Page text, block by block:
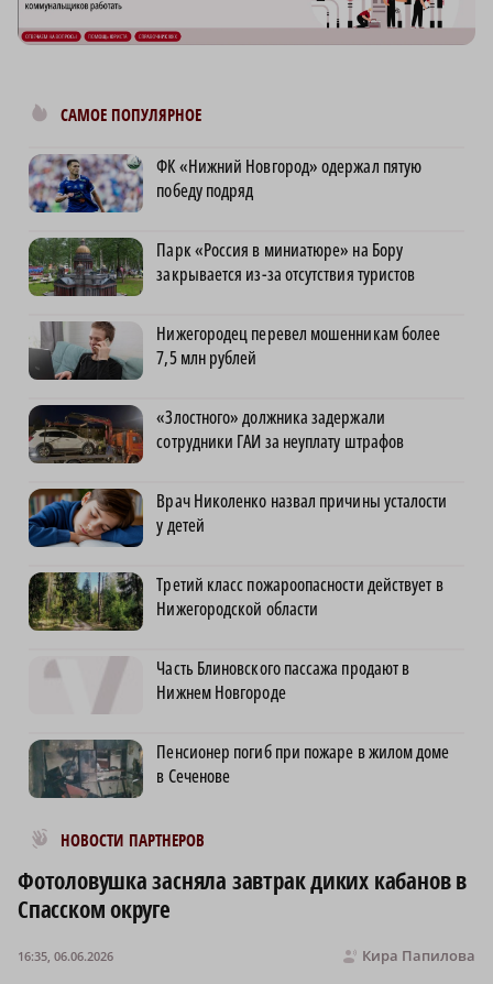
САМОЕ ПОПУЛЯРНОЕ
ФК «Нижний Новгород» одержал пятую
победу подряд
Парк «Россия в миниатюре» на Бору
закрывается из-за отсутствия туристов
Нижегородец перевел мошенникам более
7,5 млн рублей
«Злостного» должника задержали
сотрудники ГАИ за неуплату штрафов
Врач Николенко назвал причины усталости
у детей
Третий класс пожароопасности действует в
Нижегородской области
Часть Блиновского пассажа продают в
Нижнем Новгороде
Пенсионер погиб при пожаре в жилом доме
в Сеченове
НОВОСТИ ПАРТНЕРОВ
Новости МирТесен
Фотоловушка засняла завтрак диких кабанов в
Спасском округе
Кира Папилова
16:35, 06.06.2026